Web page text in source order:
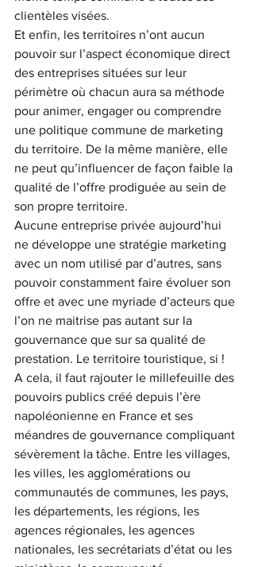
clientèles visées.
Et enfin, les territoires n’ont aucun
pouvoir sur l’aspect économique direct
des entreprises situées sur leur
périmètre où chacun aura sa méthode
pour animer, engager ou comprendre
une politique commune de marketing
du territoire. De la même manière, elle
ne peut qu’influencer de façon faible la
qualité de l’offre prodiguée au sein de
son propre territoire.
Aucune entreprise privée aujourd’hui
ne développe une stratégie marketing
avec un nom utilisé par d’autres, sans
pouvoir constamment faire évoluer son
offre et avec une myriade d’acteurs que
l’on ne maitrise pas autant sur la
gouvernance que sur sa qualité de
prestation. Le territoire touristique, si !
A cela, il faut rajouter le millefeuille des
pouvoirs publics créé depuis l’ère
napoléonienne en France et ses
méandres de gouvernance compliquant
sévèrement la tâche. Entre les villages,
les villes, les agglomérations ou
communautés de communes, les pays,
les départements, les régions, les
agences régionales, les agences
nationales, les secrétariats d’état ou les